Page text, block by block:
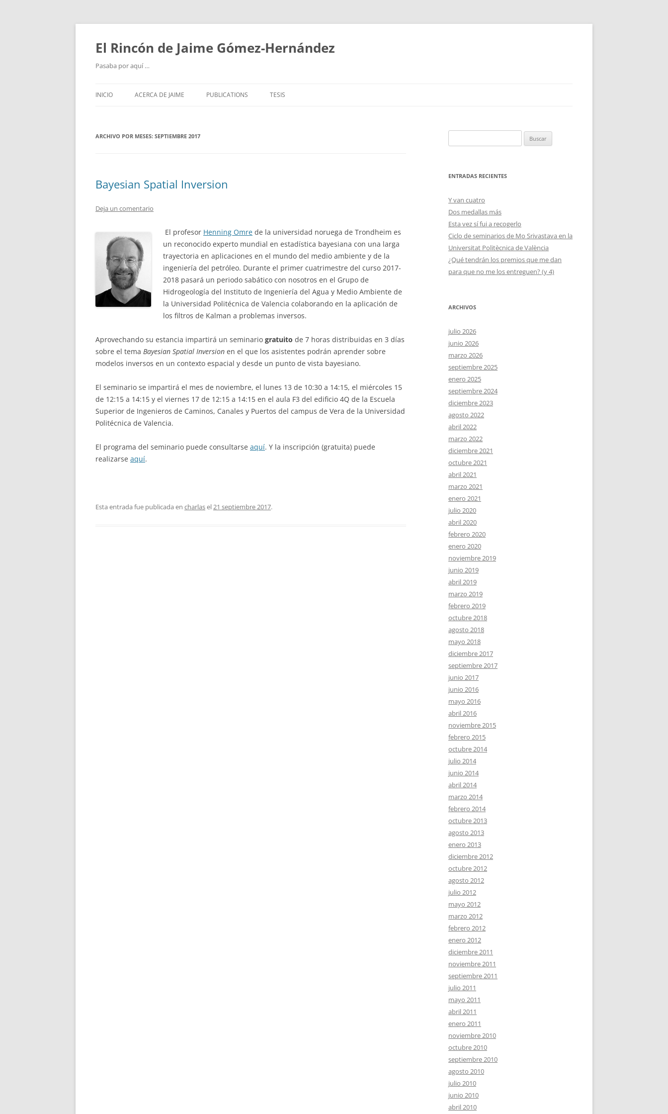
Saltar
contenido
El Rincón de Jaime Gómez-Hernández
Pasaba por aquí …
INICIO ACERCA DE JAIME PUBLICATIONS TESIS
ARCHIVO POR MESES: SEPTIEMBRE 2017
Bayesian Spatial Inversion
Deja un comentario
El profesor Henning Omre de la universidad noruega de Trondheim es
un reconocido experto mundial en estadística bayesiana con una larga
trayectoria en aplicaciones en el mundo del medio ambiente y de la
ingeniería del petróleo. Durante el primer cuatrimestre del curso 2017-
2018 pasará un periodo sabático con nosotros en el Grupo de
Hidrogeología del Instituto de Ingeniería del Agua y Medio Ambiente de
la Universidad Politécnica de Valencia colaborando en la aplicación de
los filtros de Kalman a problemas inversos.
Aprovechando su estancia impartirá un seminario gratuito de 7 horas distribuidas en 3 días
sobre el tema Bayesian Spatial Inversion en el que los asistentes podrán aprender sobre
modelos inversos en un contexto espacial y desde un punto de vista bayesiano.
El seminario se impartirá el mes de noviembre, el lunes 13 de 10:30 a 14:15, el miércoles 15
de 12:15 a 14:15 y el viernes 17 de 12:15 a 14:15 en el aula F3 del edificio 4Q de la Escuela
Superior de Ingenieros de Caminos, Canales y Puertos del campus de Vera de la Universidad
Politécnica de Valencia.
El programa del seminario puede consultarse aquí. Y la inscripción (gratuita) puede
realizarse aquí.
Esta entrada fue publicada en charlasel21 septiembre 2017.
ENTRADAS RECIENTES
Y van cuatro
Dos medallas más
Esta vez sí fui a recogerlo
Ciclo de seminarios de Mo Srivastava en la
Universitat Politècnica de València
¿Qué tendrán los premios que me dan
para que no me los entreguen? (y 4)
ARCHIVOS
julio 2026
junio 2026
marzo 2026
septiembre 2025
enero 2025
septiembre 2024
diciembre 2023
agosto 2022
abril 2022
marzo 2022
diciembre 2021
octubre 2021
abril 2021
marzo 2021
enero 2021
julio 2020
abril 2020
febrero 2020
enero 2020
noviembre 2019
junio 2019
abril 2019
marzo 2019
febrero 2019
octubre 2018
agosto 2018
mayo 2018
diciembre 2017
septiembre 2017
junio 2017
junio 2016
mayo 2016
abril 2016
noviembre 2015
febrero 2015
octubre 2014
julio 2014
junio 2014
abril 2014
marzo 2014
febrero 2014
octubre 2013
agosto 2013
enero 2013
diciembre 2012
octubre 2012
agosto 2012
julio 2012
mayo 2012
marzo 2012
febrero 2012
enero 2012
diciembre 2011
noviembre 2011
septiembre 2011
julio 2011
mayo 2011
abril 2011
enero 2011
noviembre 2010
octubre 2010
septiembre 2010
agosto 2010
julio 2010
junio 2010
abril 2010